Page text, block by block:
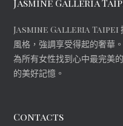
Jasmine Galleria
Jasmine Galleria Taipei
風格，強調享受得起的奢華
為所有女性找到心中最完美
的美好記憶。
Contacts